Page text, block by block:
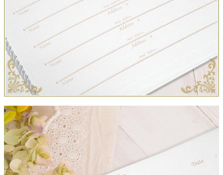
ブライダルバッグ
演出用品
内祝い 出産祝い
季節イベント特集
会社概要
よくあるご質問
ドメイン指定受信について
無料サンプル・資料請求
お問合せ